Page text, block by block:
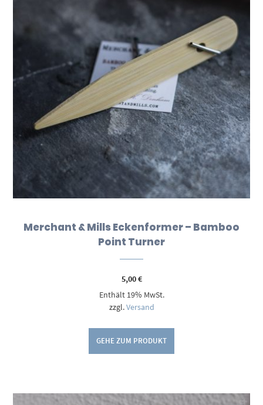
Merchant & Mills Eckenformer – Bamboo
Point Turner
5,00€
Enthält 19% MwSt.
zzgl.Versand
GEHE ZUM PRODUKT